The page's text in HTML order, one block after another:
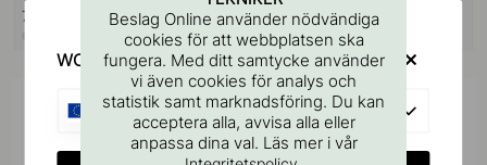
75 kr 209 kr
I lager
Inspireras av andra
Tagga dina bilder med #beslagonline &
Beslag Online använder nödvändiga
cookies för att webbplatsen ska
fungera. Med ditt samtycke använder
vi även cookies för analys och
statistik samt marknadsföring. Du kan
acceptera alla, avvisa alla eller
anpassa dina val. Läs mer i vår
WOULD YOU RATHER VISIT?
EU